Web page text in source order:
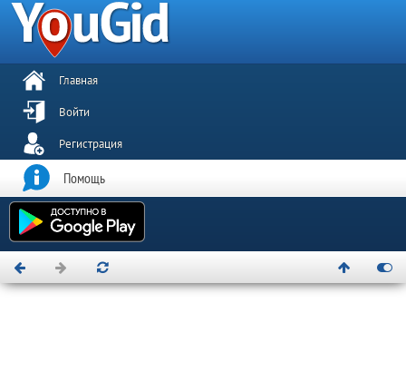
Главная
Войти
Регистрация
Помощь